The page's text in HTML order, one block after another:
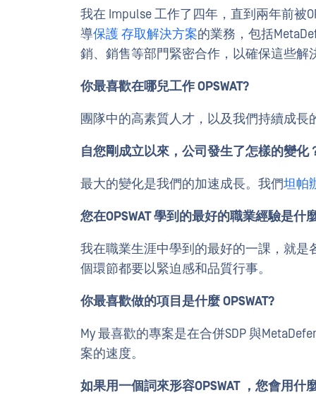
我在 Impulse 工作了四年，直到兩年前被
導保護 存取解決方案的業務，包括
銷、銷售等部門緊密合作，以確保這些解
你最喜歡在哪兒工作 OPSWAT?
團隊中的高素質人才，以及我們持續成長
自您剛成立以來，公司發生了怎樣的變化
最大的變化是我們的加速成長。我們坦帕
您在OPSWAT 學到的最好的職業經驗是什
我在職業生涯中學到的最好的一課，就
個環節都要以緊迫感和品質行事。
你最喜歡做的項目是什麼 OPSWAT?
My 最喜歡的專案是在合併SDP 與
案的速度。
如果用一個詞來形容OPSWAT ，您會用什